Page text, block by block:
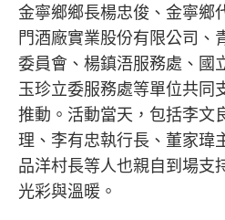
金寧鄉鄉長楊忠俊、金寧鄉
門酒廠實業股份有限公司 、
委員會、楊鎮浯服務處、國
玉珍立委服務處等單位共同
推動。活動當天，包括李文
理、李有忠執行長、董家瑋
品洋村長等人也親自到場支
光彩與溫暖。